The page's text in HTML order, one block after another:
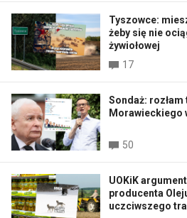
Tyszowce:
żeby się nie
żywiołowej
17
Sondaż:
Morawieckiego
50
UOKiK
producenta
uczciwszego